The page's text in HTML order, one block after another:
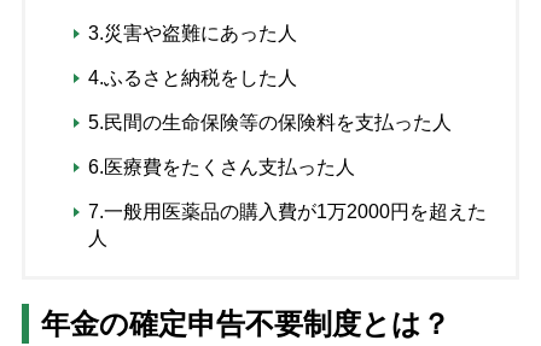
3.災害や盗難にあった人
4.ふるさと納税をした人
5.民間の生命保険等の保険料を支払った人
6.医療費をたくさん支払った人
7.一般用医薬品の購入費が1万2000円を超えた
人
年金の確定申告不要制度とは？